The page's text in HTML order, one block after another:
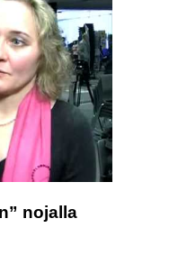
nojalla